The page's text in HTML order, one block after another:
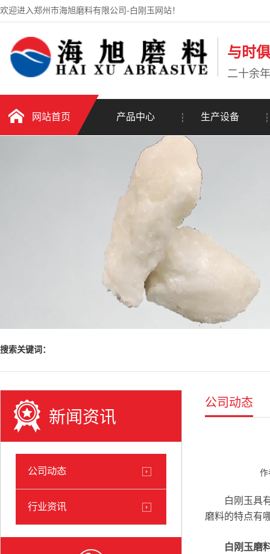
欢迎进入郑州市海旭磨料有限公司-白刚玉网站！
与时
二十余
网站首页 产品中心 生产设备
搜索关键词：
新闻资讯
公司动态
行业资讯
公司动态
作
白刚玉具有
磨料的特点有
白刚玉磨料